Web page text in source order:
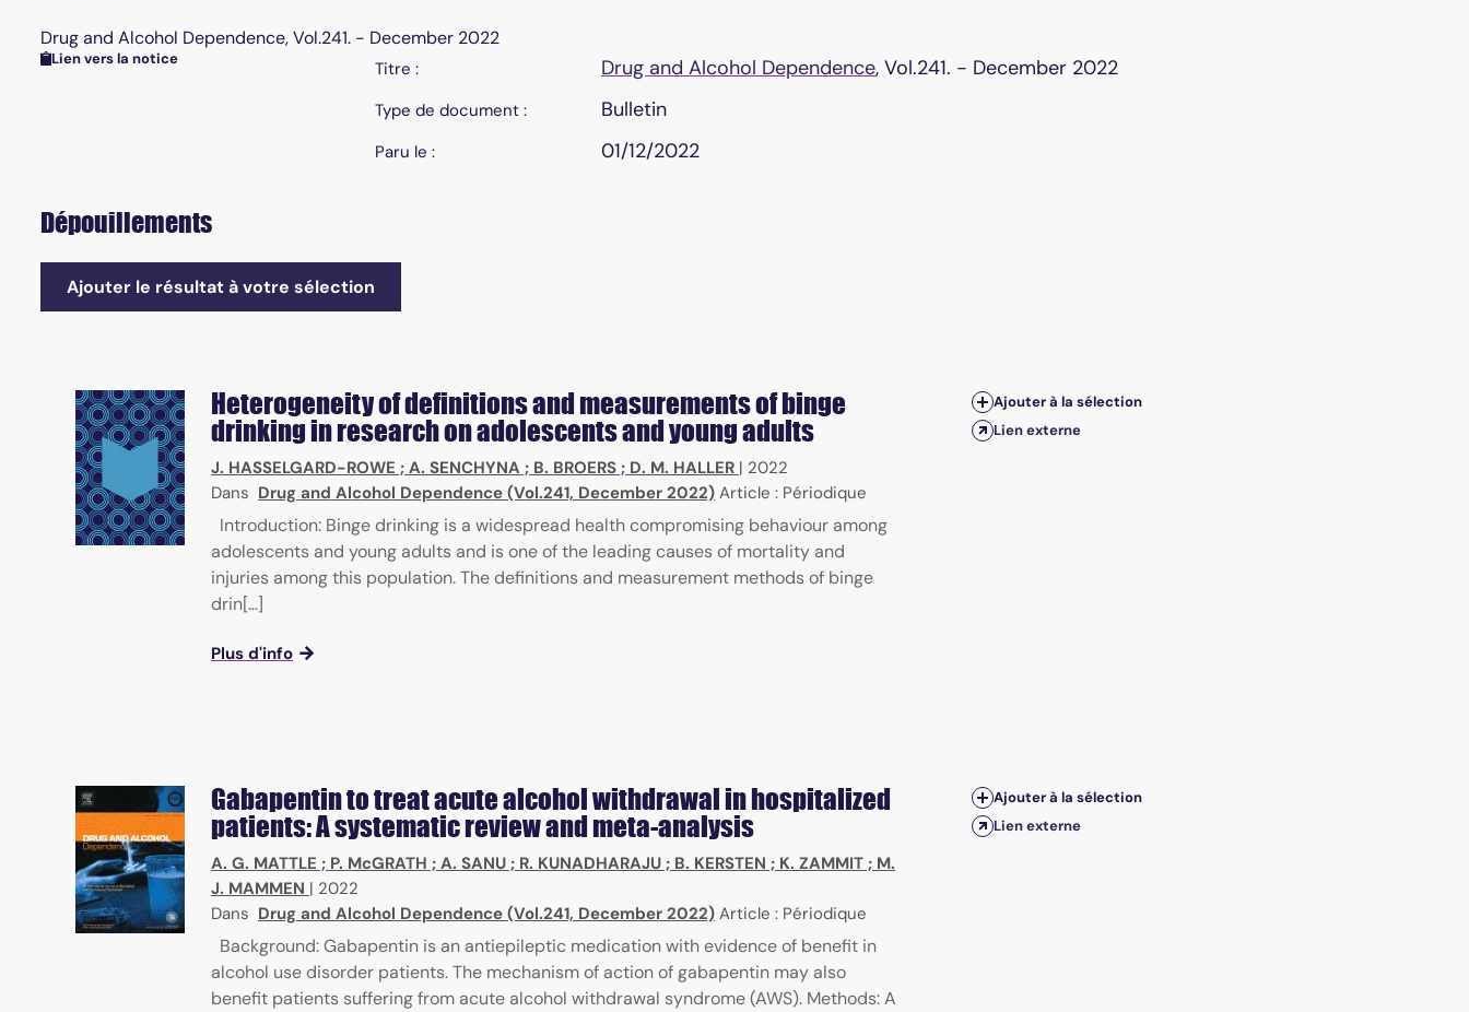
Drug and Alcohol Dependence, Vol.241. - December 2022
Lien vers la notice Titre : Drug and Alcohol Dependence, Vol.241. - December 2022
Type de document : Bulletin
Paru le : 01/12/2022
Dépouillements
Ajouter le résultat à votre sélection
Heterogeneity of definitions and measurements of binge
drinking in research on adolescents and young adults
J. HASSELGARD-ROWE ; A. SENCHYNA ; B. BROERS; D. M. HALLER | 2022
Dans Drug and Alcohol Dependence (Vol.241, December 2022) Article : Périodique
Introduction: Binge drinking is a widespread health compromising behaviour among
adolescents and young adults and is one of the leading causes of mortality and
injuries among this population. The definitions and measurement methods of binge
drin[...]
Plus d'info
Ajouter à la sélection
Lien externe
Gabapentin to treat acute alcohol withdrawal in hospitalized
patients: A systematic review and meta-analysis
A. G. MATTLE ; P. McGRATH ; A. SANU; R. KUNADHARAJU; B. KERSTEN ; K. ZAMMIT; M.
J. MAMMEN | 2022
Dans Drug and Alcohol Dependence (Vol.241, December 2022) Article : Périodique
Background: Gabapentin is an antiepileptic medication with evidence of benefit in
alcohol use disorder patients. The mechanism of action of gabapentin may also
benefit patients suffering from acute alcohol withdrawal syndrome (AWS). Methods: A
Ajouter à la sélection
Lien externe